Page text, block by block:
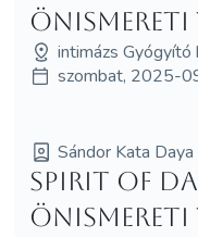
önismereti
intimázs Gyógyító
szombat, 2025-
Sándor Kata Daya
Spirit of
önismereti